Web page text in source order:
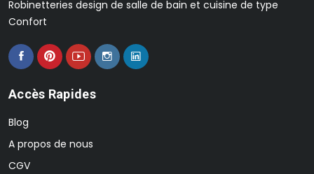
Robinetteries design de salle de bain et cuisine de type
Confort
Accès Rapides
Blog
A propos de nous
CGV